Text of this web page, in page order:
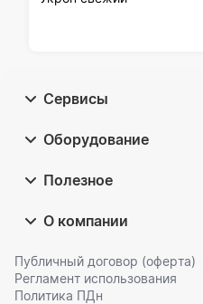
Сервисы
Оборудование
Полезное
О компании
Публичный договор (оферта)
Регламент использования
Политика ПДн